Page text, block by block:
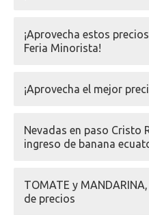
¡Aprovecha estos
Feria Minorista!
¡Aprovecha el mejor
Nevadas en paso Cristo
ingreso de banana
TOMATE y
de precios